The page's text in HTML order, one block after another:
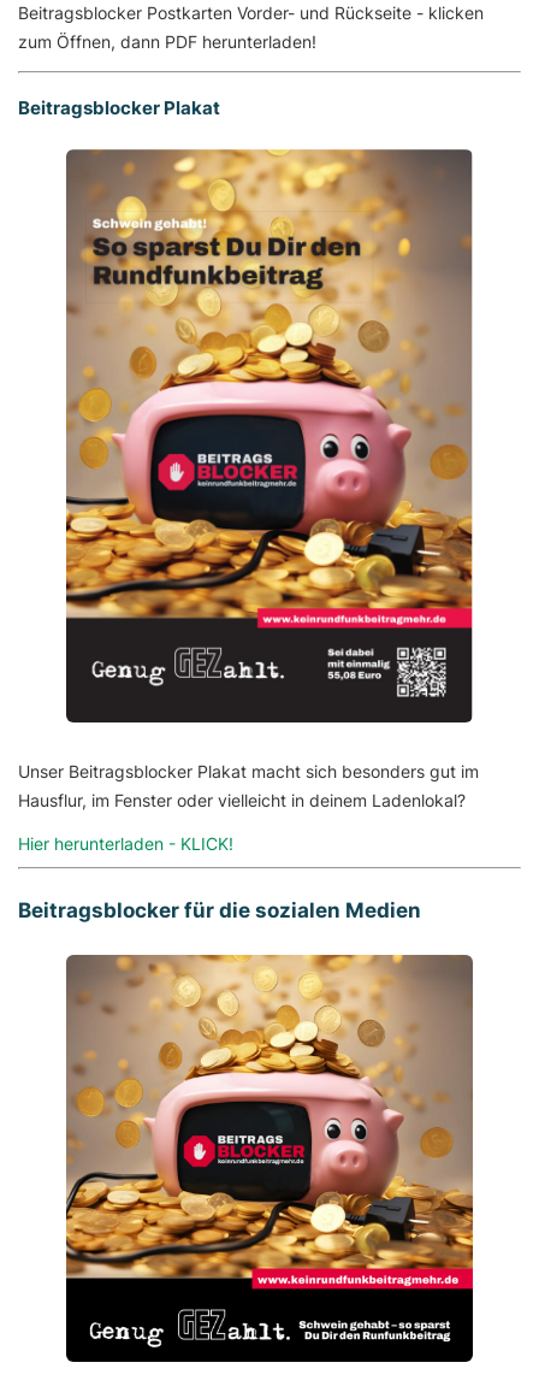
Beitragsblocker Postkarten Vorder- und Rückseite - klicken
zum Öffnen, dann PDF herunterladen!
Beitragsblocker Plakat
Unser Beitragsblocker Plakat macht sich besonders gut im
Hausflur, im Fenster oder vielleicht in deinem Ladenlokal?
Hier herunterladen - KLICK!
Beitragsblocker für die sozialen Medien